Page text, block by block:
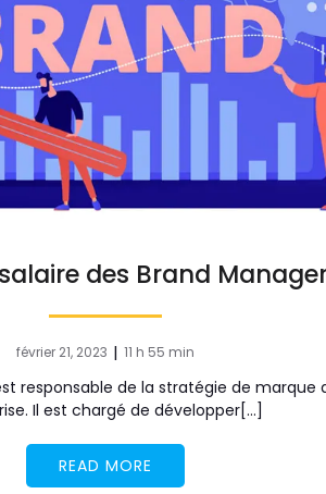
des Brand
février 21, 2023 | 11 h 55 min
responsable de la stratégie de marque
Il est chargé de développer[…]
READ MORE